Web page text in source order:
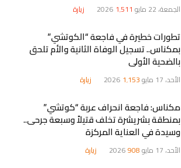
الجمعة، 22 مايو 2026 1٬511 زيارة
تطورات خطيرة في فاجعة “الكوتشي”
بمكناس.. تسجيل الوفاة الثانية والأم تلحق
بالضحية الأولى
الأحد، 17 مايو 2026 1٬153 زيارة
مكناس: فاجعة انحراف عربة “كوتشي”
بمنطقة بشريشرة تخلف قتيلاً وسبعة جرحى..
وسيدة في العناية المركزة
الأحد، 17 مايو 2026 908 زيارة